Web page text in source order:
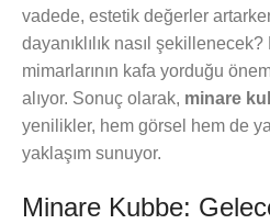
vadede, estetik değerler
dayanıklılık nasıl
mimarlarının kafa yorduğu
alıyor. Sonuç olarak, minare
yenilikler, hem görsel hem de
yaklaşım sunuyor.
Minare Kubbe: